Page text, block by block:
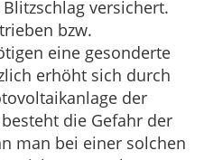
versichert.
bzw.
eine gesonderte
erhöht sich durch
der
die Gefahr der
man bei einer solchen